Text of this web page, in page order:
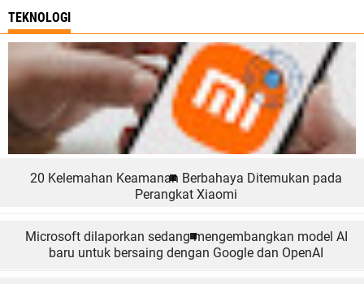
TEKNOLOGI
20 Kelemahan Keamanan Berbahaya Ditemukan pada
Perangkat Xiaomi
Microsoft dilaporkan sedang mengembangkan model AI
baru untuk bersaing dengan Google dan OpenAI